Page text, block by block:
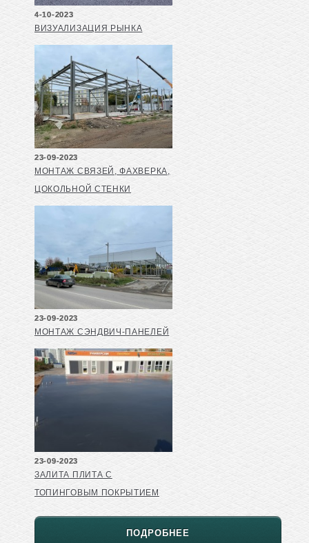
4-10-2023
ВИЗУАЛИЗАЦИЯ РЫНКА
23-09-2023
МОНТАЖ СВЯЗЕЙ, ФАХВЕРКА,
ЦОКОЛЬНОЙ СТЕНКИ
23-09-2023
МОНТАЖ СЭНДВИЧ-ПАНЕЛЕЙ
23-09-2023
ЗАЛИТА ПЛИТА С
ТОПИНГОВЫМ ПОКРЫТИЕМ
ПОДРОБНЕЕ